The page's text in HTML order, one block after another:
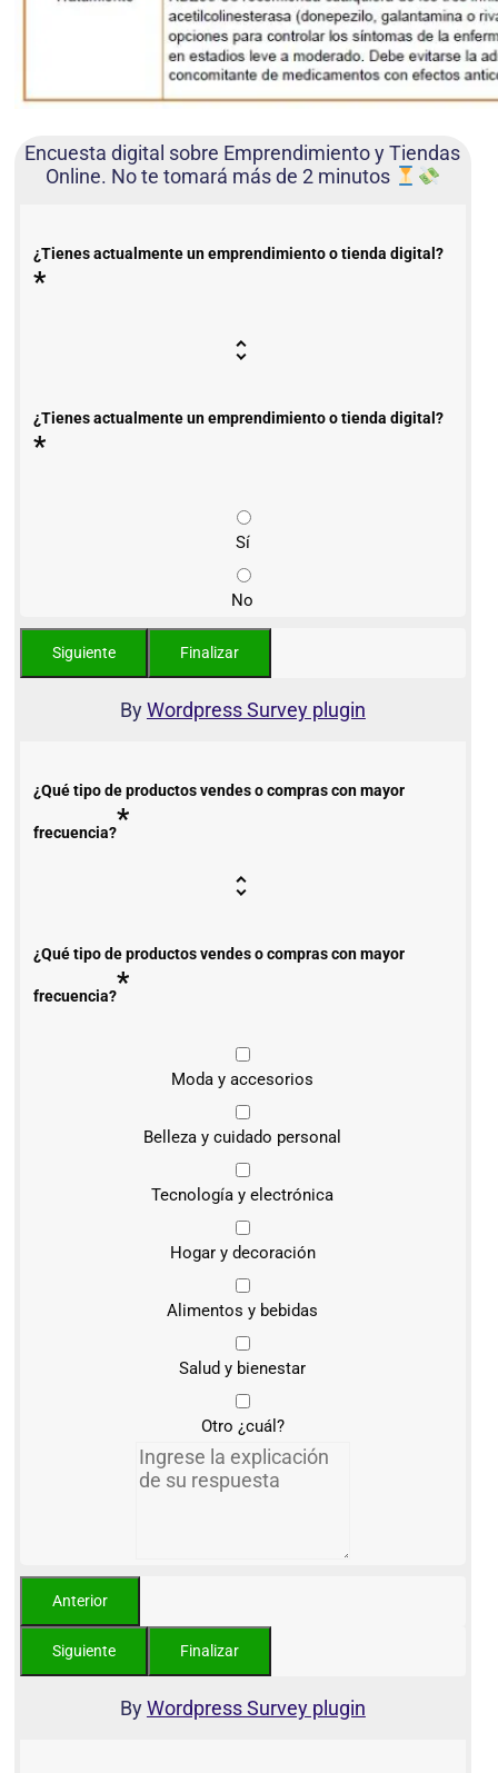
Encuesta digital sobre Emprendimiento y Tiendas
Online. No te tomará más de 2 minutos
¿Tienes actualmente un emprendimiento o tienda digital?
*
¿Tienes actualmente un emprendimiento o tienda digital?
*
Sí
No
ByWordpress Survey plugin
¿Qué tipo de productos vendes o compras con mayor
frecuencia?*
¿Qué tipo de productos vendes o compras con mayor
frecuencia?*
Moda y accesorios
Belleza y cuidado personal
Tecnología y electrónica
Hogar y decoración
Alimentos y bebidas
Salud y bienestar
Otro ¿cuál?
ByWordpress Survey plugin